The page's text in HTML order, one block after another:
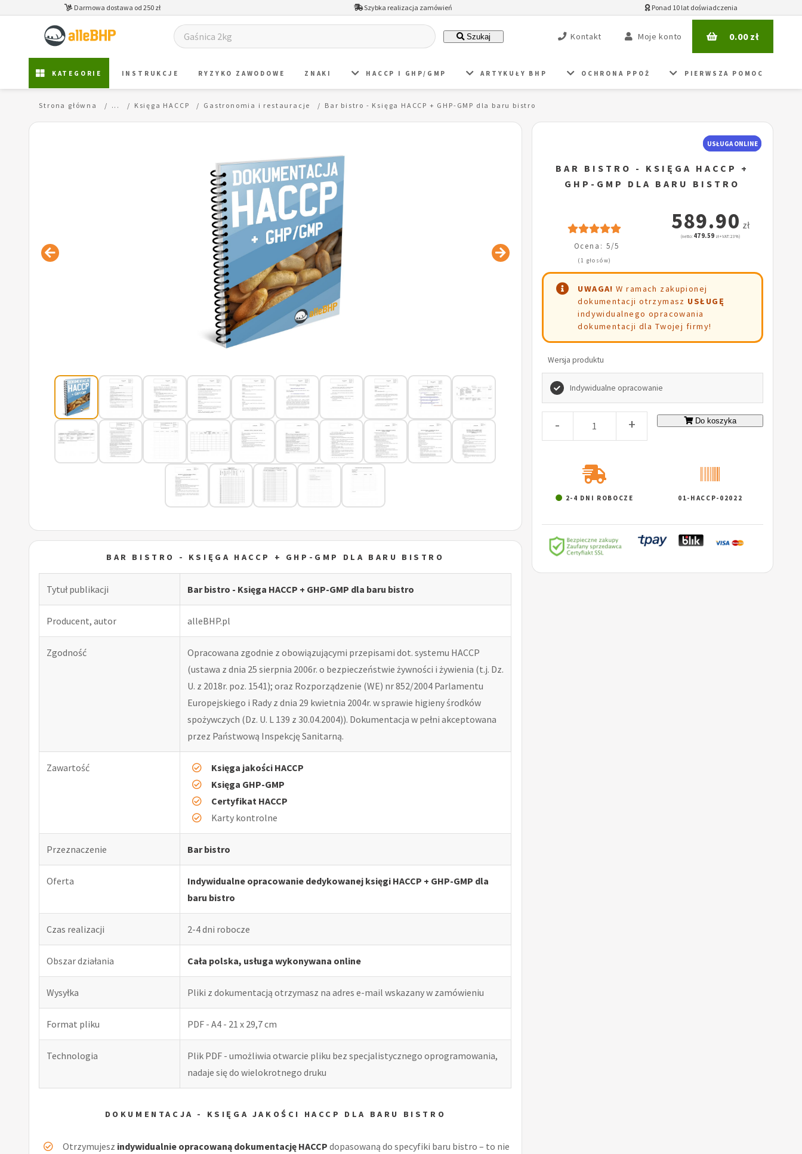
Darmowa dostawa od 250 zł Szybka realizacja zamówień Ponad 10 lat doświadczenia
Szukaj Kontakt Moje konto 0.00zł
KATEGORIE INSTRUKCJE RYZYKO ZAWODOWE ZNAKI HACCP I GHP/GMP ARTYKUŁY BHP OCHRONA PPOŻ PIERWSZA POMOC
Strona główna ... Księga HACCP Gastronomia i restauracje Bar bistro - Księga HACCP + GHP-GMP dla baru bistro
BAR BISTRO - KSIĘGA HACCP + GHP-GMP DLA BARU BISTRO
Tytuł publikacji Bar bistro - Księga HACCP + GHP-GMP dla baru bistro
Producent, autor alleBHP.pl
Zgodność
Opracowana zgodnie z obowiązującymi przepisami dot. systemu HACCP
(ustawa z dnia 25 sierpnia 2006r. o bezpieczeństwie żywności i żywienia (t.j. Dz.
U. z 2018r. poz. 1541); oraz Rozporządzenie (WE) nr 852/2004 Parlamentu
Europejskiego i Rady z dnia 29 kwietnia 2004r. w sprawie higieny środków
spożywczych (Dz. U. L 139 z 30.04.2004)). Dokumentacja w pełni akceptowana
przez Państwową Inspekcję Sanitarną.
Zawartość
Księga jakości HACCP
Księga GHP-GMP
Certyfikat HACCP
Karty kontrolne
Przeznaczenie Bar bistro
Oferta
Indywidualne opracowanie dedykowanej księgi HACCP + GHP-GMP dla
baru bistro
Czas realizacji 2-4 dni robocze
Obszar działania Cała polska, usługa wykonywana online
Wysyłka Pliki z dokumentacją otrzymasz na adres e-mail wskazany w zamówieniu
Format pliku PDF - A4 - 21 x 29,7 cm
Technologia
Plik PDF - umożliwia otwarcie pliku bez specjalistycznego oprogramowania,
nadaje się do wielokrotnego druku
DOKUMENTACJA - KSIĘGA JAKOŚCI HACCP DLA BARU BISTRO
Otrzymujesz indywidualnie opracowaną dokumentację HACCP dopasowaną do specyfiki baru bistro – to nie
USŁUGA ONLINE
BAR BISTRO - KSIĘGA HACCP +
GHP-GMP DLA BARU BISTRO
Ocena: 5/5
(1 głosów)
589.90 zł
(netto: 479.59 zł + VAT: 23%)
UWAGA! W ramach zakupionej
dokumentacji otrzymasz USŁUGĘ
indywidualnego opracowania
dokumentacji dla Twojej firmy!
Wersja produktu
Indywidualne opracowanie
- + Do koszyka
2-4 DNI ROBOCZE 01-HACCP-02022